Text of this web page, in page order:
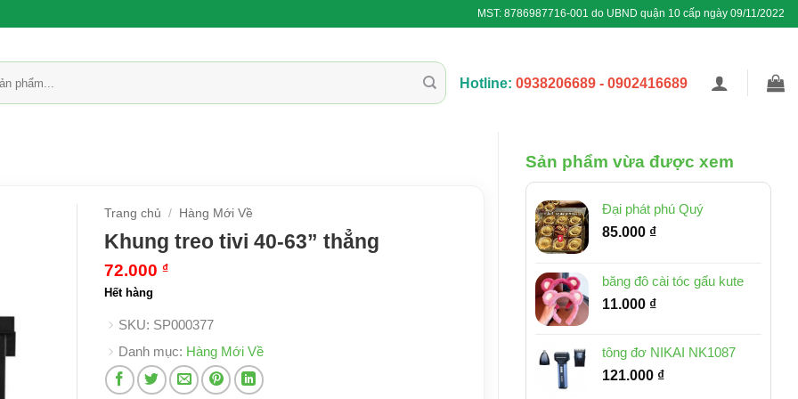
MST: 8786987716-001 do UBND quận 10 cấp ngày 09/11/2022
Hotline: 0938206689 - 0902416689
Sản phẩm vừa được xem
Đại phát phú Quý
85.000 ₫
băng đô cài tóc gấu kute
11.000 ₫
tông đơ NIKAI NK1087
121.000 ₫
Trang chủ / Hàng Mới Về
Khung treo tivi 40-63” thẳng
72.000 ₫
Hết hàng
SKU: SP000377
Danh mục: Hàng Mới Về